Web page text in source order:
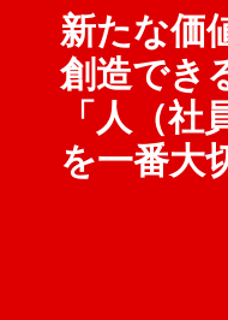
新たな価
創造でき
「人（社
を一番大